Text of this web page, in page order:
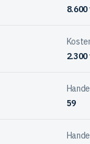
8.600
2.300
59